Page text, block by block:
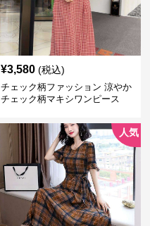
¥3,580 (税込)
チェック柄ファッション 涼やか
チェック柄マキシワンピース
人気